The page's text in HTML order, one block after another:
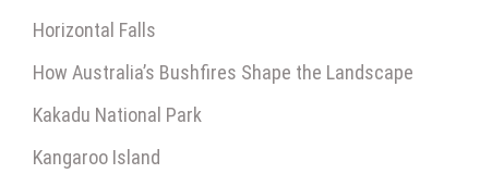
Horizontal Falls
How Australia’s Bushfires Shape the Landscape
Kakadu National Park
Kangaroo Island